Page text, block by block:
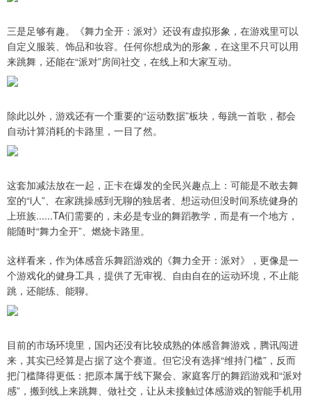
三是足够有趣。《舞力全开：派对》还设有虚拟形象，在游戏里可以
自定义服装、饰品和妆容。任何你想成为的形象，在这里不只可以用
来跳舞，还能在“派对”房间社交，在线上和大家互动。
除此以外，游戏还有一个重要的“运动数据”板块，每跳一首歌，都会
自动计算消耗的卡路里，一目了然。
这套加减法放在一起，正卡在爆发的全民兴趣点上：可能是不敢去舞
室的“i人”、在家跳操感到无聊的独居者、想运动但没时间系统健身的
上班族......TA们需要的，未必是专业的舞蹈教学，而是有一个地方，
能随时“舞力全开”、燃烧卡路里。
这样看来，作为体感音乐舞蹈游戏的《舞力全开：派对》，更像是一
个游戏化的健身工具，提供了无审视、自由自在的运动环境，不止能
跳，还能练、能聊。
目前的市场环境里，国内还没有比较成熟的体感音舞游戏，腾讯闯进
来，其实已经算是占据了这个赛道。但它没有选择“维持门槛”，反而
把门槛降得更低：把原本属于线下聚会、家庭客厅的舞蹈游戏和“派对
感”，搬到线上来跳舞、做社交，让从未接触过体感游戏的智能手机用